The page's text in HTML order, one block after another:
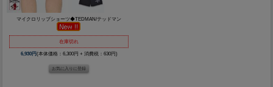
マイクロリップショーツ◆TEDMAN/テッドマン
在庫切れ
6,930円(本体価格：6,300円 + 消費税：630円)